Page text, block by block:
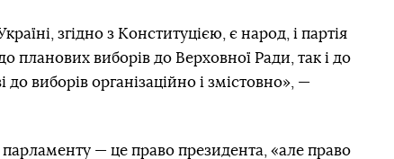
згідно з Конституцією, є народ, і партія
планових виборів до Верховної Ради, так і до
виборів організаційно і змістовно», —
парламенту — це право президента, «але право